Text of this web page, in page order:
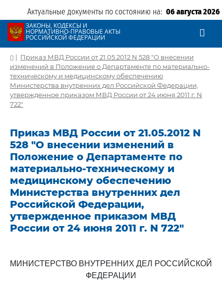
Актуальные документы по состоянию на: 06 августа 2026
ЗАКОНЫ, КОДЕКСЫ И
НОРМАТИВНО-ПРАВОВЫЕ АКТЫ
РОССИЙСКОЙ ФЕДЕРАЦИИ
| Приказ МВД России от 21.05.2012 N 528 "О внесении
изменений в Положение о Департаменте по материально-
техническому и медицинскому обеспечению
Министерства внутренних дел Российской Федерации,
утвержденное приказом МВД России от 24 июня 2011 г. N
722"
Приказ МВД России от 21.05.2012 N
528 "О внесении изменений в
Положение о Департаменте по
материально-техническому и
медицинскому обеспечению
Министерства внутренних дел
Российской Федерации,
утвержденное приказом МВД
России от 24 июня 2011 г. N 722"
МИНИСТЕРСТВО ВНУТРЕННИХ ДЕЛ РОССИЙСКОЙ
ФЕДЕРАЦИИ